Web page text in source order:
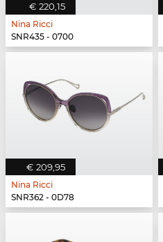
€ 220,15
Nina Ricci
SNR435 - 0700
€ 209,95
Nina Ricci
SNR362 - 0D78